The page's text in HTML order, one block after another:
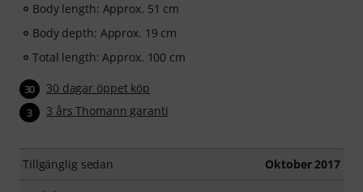
Body length: Approx. 51 cm
Body depth: Approx. 19 cm
Total length: Approx. 100 cm
30 30 dagar öppet köp
3 3 års Thomann garanti
Tillgänglig sedan Oktober 2017